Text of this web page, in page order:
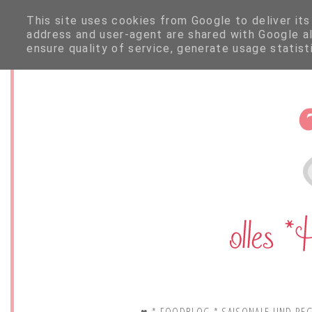
This site uses cookies from Google to deliver
address and user-agent are shared with
ensure quality of service, generate usage